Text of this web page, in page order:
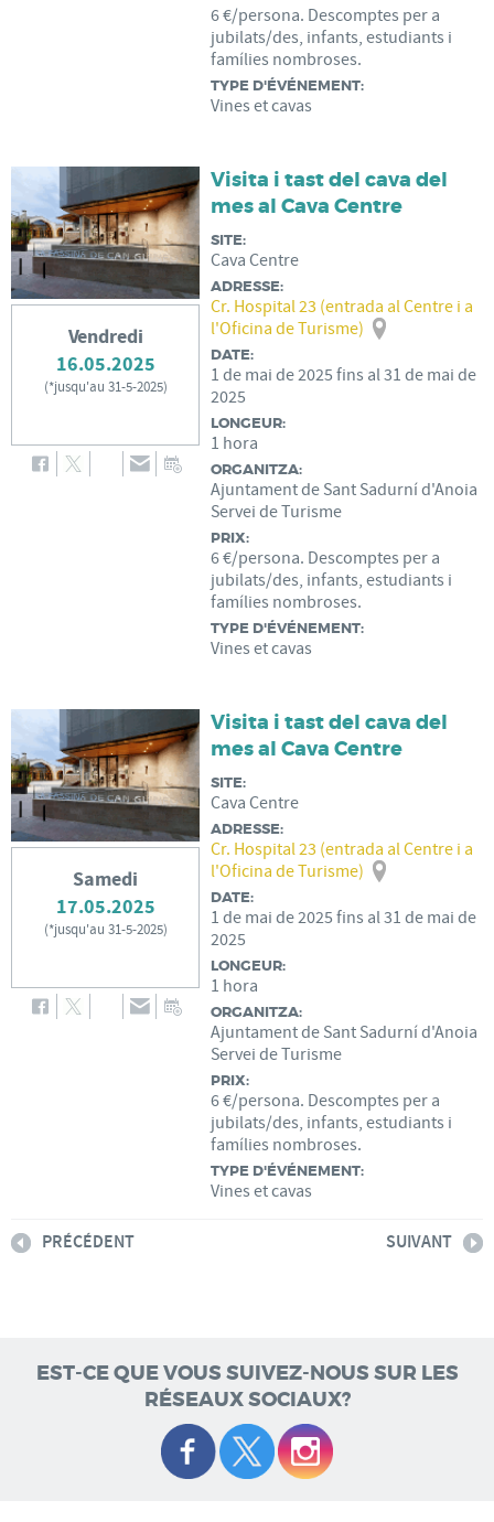
6 €/persona. Descomptes per a
jubilats/des, infants, estudiants i
famílies nombroses.
TYPE D'ÉVÉNEMENT:
Vines et cavas
Vendredi
16.05.2025
(*jusqu'au 31-5-2025)
Visita i tast del cava del
mes al Cava Centre
SITE:
Cava Centre
ADRESSE:
Cr. Hospital 23 (entrada al Centre i a
l'Oficina de Turisme)
DATE:
1 de mai de2025 fins al31 de mai de
2025
LONGEUR:
1 hora
ORGANITZA:
Ajuntament de Sant Sadurní d'Anoia
Servei de Turisme
PRIX:
6 €/persona. Descomptes per a
jubilats/des, infants, estudiants i
famílies nombroses.
TYPE D'ÉVÉNEMENT:
Vines et cavas
Samedi
17.05.2025
(*jusqu'au 31-5-2025)
Visita i tast del cava del
mes al Cava Centre
SITE:
Cava Centre
ADRESSE:
Cr. Hospital 23 (entrada al Centre i a
l'Oficina de Turisme)
DATE:
1 de mai de2025 fins al31 de mai de
2025
LONGEUR:
1 hora
ORGANITZA:
Ajuntament de Sant Sadurní d'Anoia
Servei de Turisme
PRIX:
6 €/persona. Descomptes per a
jubilats/des, infants, estudiants i
famílies nombroses.
TYPE D'ÉVÉNEMENT:
Vines et cavas
PRÉCÉDENT SUIVANT
EST-CE QUE VOUS SUIVEZ-NOUS SUR LES
RÉSEAUX SOCIAUX?